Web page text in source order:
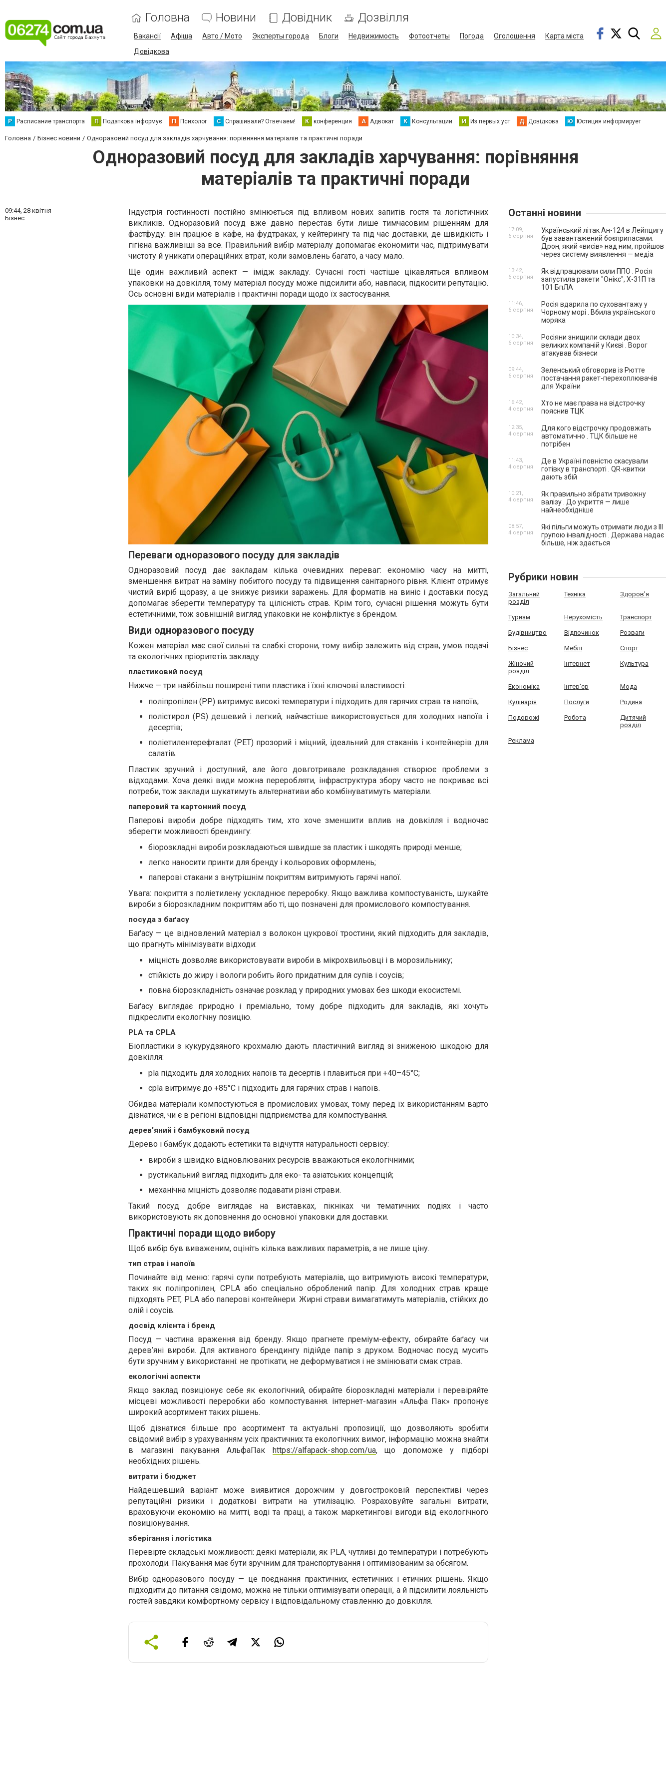
Головна Новини Довідник Дозвілля
Вакансії Афіша Авто / Мото Эксперты города Блоги Недвижимость Фотоотчеты Погода Оголошення
Карта міста
Довідкова
Р Расписание транспорта П Податкова інформує П Психолог С Спрашивали? Отвечаем! К конференция А Адвокат К Консультации И Из первых уст Д Довідкова Ю Юстиция информирует
Головна Бізнес новини Одноразовий посуд для закладів харчування: порівняння матеріалів та практичні поради
Одноразовий посуд для закладів харчування: порівняння
матеріалів та практичні поради
09:44, 28 квітня
Бізнес
Індустрія гостинності постійно змінюється під впливом нових запитів гостя та логістичних
викликів. Одноразовий посуд вже давно перестав бути лише тимчасовим рішенням для
фастфуду: він працює в кафе, на фудтраках, у кейтерингу та під час доставки, де швидкість і
гігієна важливіші за все. Правильний вибір матеріалу допомагає економити час, підтримувати
чистоту й уникати операційних втрат, коли замовлень багато, а часу мало.
Ще один важливий аспект — імідж закладу. Сучасні гості частіше цікавляться впливом
упаковки на довкілля, тому матеріал посуду може підсилити або, навпаси, підкосити репутацію.
Ось основні види матеріалів і практичні поради щодо їх застосування.
Переваги одноразового посуду для закладів
Одноразовий посуд дає закладам кілька очевидних переваг: економію часу на митті,
зменшення витрат на заміну побитого посуду та підвищення санітарного рівня. Клієнт отримує
чистий виріб щоразу, а це знижує ризики заражень. Для форматів на виніс і доставки посуд
допомагає зберегти температуру та цілісність страв. Крім того, сучасні рішення можуть бути
естетичними, тож зовнішній вигляд упаковки не конфліктує з брендом.
Види одноразового посуду
Кожен матеріал має свої сильні та слабкі сторони, тому вибір залежить від страв, умов подачі
та екологічних пріоритетів закладу.
пластиковий посуд
Нижче — три найбільш поширені типи пластика і їхні ключові властивості:
поліпропілен (PP) витримує високі температури і підходить для гарячих страв та напоїв;
полістирол (PS) дешевий і легкий, найчастіше використовується для холодних напоїв і
десертів;
поліетилентерефталат (PET) прозорий і міцний, ідеальний для стаканів і контейнерів для
салатів.
Пластик зручний і доступний, але його довготривале розкладання створює проблеми з
відходами. Хоча деякі види можна переробляти, інфраструктура збору часто не покриває всі
потреби, тож заклади шукатимуть альтернативи або комбінуватимуть матеріали.
паперовий та картонний посуд
Паперові вироби добре підходять тим, хто хоче зменшити вплив на довкілля і водночас
зберегти можливості брендингу:
біорозкладні вироби розкладаються швидше за пластик і шкодять природі менше;
легко наносити принти для бренду і кольорових оформлень;
паперові стакани з внутрішнім покриттям витримують гарячі напої.
Увага: покриття з поліетилену ускладнює переробку. Якщо важлива компостуваність, шукайте
вироби з біорозкладним покриттям або ті, що позначені для промислового компостування.
посуда з баґасу
Баґасу — це відновлений матеріал з волокон цукрової тростини, який підходить для закладів,
що прагнуть мінімізувати відходи:
міцність дозволяє використовувати вироби в мікрохвильовці і в морозильнику;
стійкість до жиру і вологи робить його придатним для супів і соусів;
повна біорозкладність означає розклад у природних умовах без шкоди екосистемі.
Баґасу виглядає природно і преміально, тому добре підходить для закладів, які хочуть
підкреслити екологічну позицію.
PLA та CPLA
Біопластики з кукурудзяного крохмалю дають пластичний вигляд зі зниженою шкодою для
довкілля:
pla підходить для холодних напоїв та десертів і плавиться при +40–45°C;
cpla витримує до +85°C і підходить для гарячих страв і напоїв.
Обидва матеріали компостуються в промислових умовах, тому перед їх використанням варто
дізнатися, чи є в регіоні відповідні підприємства для компостування.
дерев’яний і бамбуковий посуд
Дерево і бамбук додають естетики та відчуття натуральності сервісу:
вироби з швидко відновлюваних ресурсів вважаються екологічними;
рустикальний вигляд підходить для еко- та азіатських концепцій;
механічна міцність дозволяє подавати різні страви.
Такий посуд добре виглядає на виставках, пікніках чи тематичних подіях і часто
використовують як доповнення до основної упаковки для доставки.
Практичні поради щодо вибору
Щоб вибір був виваженим, оцініть кілька важливих параметрів, а не лише ціну.
тип страв і напоїв
Починайте від меню: гарячі супи потребують матеріалів, що витримують високі температури,
таких як поліпропілен, CPLA або спеціально оброблений папір. Для холодних страв краще
підходять PET, PLA або паперові контейнери. Жирні страви вимагатимуть матеріалів, стійких до
олій і соусів.
досвід клієнта і бренд
Посуд — частина враження від бренду. Якщо прагнете преміум-ефекту, обирайте баґасу чи
дерев’яні вироби. Для активного брендингу підійде папір з друком. Водночас посуд мусить
бути зручним у використанні: не протікати, не деформуватися і не змінювати смак страв.
екологічні аспекти
Якщо заклад позиціонує себе як екологічний, обирайте біорозкладні матеріали і перевіряйте
місцеві можливості переробки або компостування. інтернет-магазин «Альфа Пак» пропонує
широкий асортимент таких рішень.
Щоб дізнатися більше про асортимент та актуальні пропозиції, що дозволяють зробити
свідомий вибір з урахуванням усіх практичних та екологічних вимог, інформацію можна знайти
в магазині пакування АльфаПак
https://alfapack-shop.com/ua, що допоможе у підборі
необхідних рішень.
витрати і бюджет
Найдешевший варіант може виявитися дорожчим у довгостроковій перспективі через
репутаційні ризики і додаткові витрати на утилізацію. Розраховуйте загальні витрати,
враховуючи економію на митті, воді та праці, а також маркетингові вигоди від екологічного
позиціонування.
зберігання і логістика
Перевірте складські можливості: деякі матеріали, як PLA, чутливі до температури і потребують
прохолоди. Пакування має бути зручним для транспортування і оптимізованим за обсягом.
Вибір одноразового посуду — це поєднання практичних, естетичних і етичних рішень. Якщо
підходити до питання свідомо, можна не тільки оптимізувати операції, а й підсилити лояльність
гостей завдяки комфортному сервісу і відповідальному ставленню до довкілля.
Останні новини
Український літак Ан-124 в Лейпцигу
був завантажений боєприпасами.
Дрон, який «висів» над ним, пройшов
через систему виявлення — медіа
17:09,
6 серпня
Як відпрацювали сили ППО . Росія
запустила ракети "Онікс", Х-31П та
101 БпЛА
13:42,
6 серпня
Росія вдарила по суховантажу у
Чорному морі . Вбила українського
моряка
11:46,
6 серпня
Росіяни знищили склади двох
великих компаній у Києві . Ворог
атакував бізнеси
10:34,
6 серпня
Зеленський обговорив із Рютте
постачання ракет-перехоплювачів
для України
09:44,
6 серпня
Хто не має права на відстрочку
пояснив ТЦК
16:42,
4 серпня
Для кого відстрочку продовжать
автоматично . ТЦК більше не
потрібен
12:35,
4 серпня
Де в Україні повністю скасували
готівку в транспорті . QR-квитки
дають збій
11:43,
4 серпня
Як правильно зібрати тривожну
валізу . До укриття — лише
найнеобхідніше
10:21,
4 серпня
Які пільги можуть отримати люди з III
групою інвалідності . Держава надає
більше, ніж здається
08:57,
4 серпня
Рубрики новин
Загальний
розділ
Техніка Здоров'я
Туризм Нерухомість Транспорт
Будівництво Відпочинок Розваги
Бізнес Меблі Спорт
Жіночий
розділ
Інтернет Культура
Економіка Інтер'єр Мода
Кулінарія Послуги Родина
Подорожі Робота
Дитячий
розділ
Реклама